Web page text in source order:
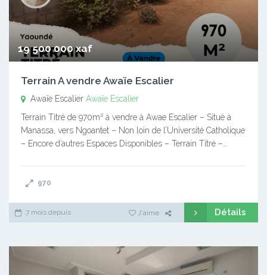
19 500 000 xaf
Terrain A vendre Awaïe Escalier
Awaïe Escalier Awaïe Escalier
Terrain Titré de 970m² à vendre à Awae Escalier – Situé à
Manassa, vers Ngoantet – Non loin de l’Université Catholique
– Encore d’autres Espaces Disponibles – Terrain Titré –…
970
7 mois depuis J'aime Détails